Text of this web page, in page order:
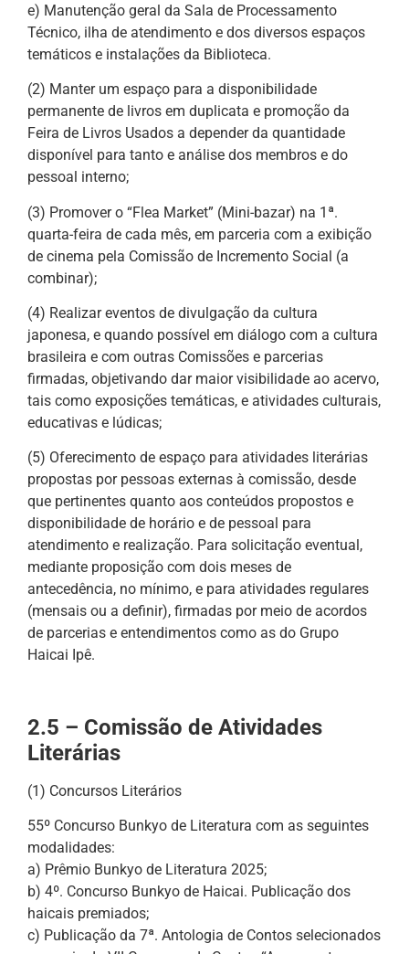
e) Manutenção geral da Sala de Processamento
Técnico, ilha de atendimento e dos diversos espaços
temáticos e instalações da Biblioteca.
(2) Manter um espaço para a disponibilidade
permanente de livros em duplicata e promoção da
Feira de Livros Usados a depender da quantidade
disponível para tanto e análise dos membros e do
pessoal interno;
(3) Promover o “Flea Market” (Mini-bazar) na 1ª.
quarta-feira de cada mês, em parceria com a exibição
de cinema pela Comissão de Incremento Social (a
combinar);
(4) Realizar eventos de divulgação da cultura
japonesa, e quando possível em diálogo com a cultura
brasileira e com outras Comissões e parcerias
firmadas, objetivando dar maior visibilidade ao acervo,
tais como exposições temáticas, e atividades culturais,
educativas e lúdicas;
(5) Oferecimento de espaço para atividades literárias
propostas por pessoas externas à comissão, desde
que pertinentes quanto aos conteúdos propostos e
disponibilidade de horário e de pessoal para
atendimento e realização. Para solicitação eventual,
mediante proposição com dois meses de
antecedência, no mínimo, e para atividades regulares
(mensais ou a definir), firmadas por meio de acordos
de parcerias e entendimentos como as do Grupo
Haicai Ipê.
2.5 – Comissão de Atividades
Literárias
(1) Concursos Literários
55º Concurso Bunkyo de Literatura com as seguintes
modalidades:
a) Prêmio Bunkyo de Literatura 2025;
b) 4º. Concurso Bunkyo de Haicai. Publicação dos
haicais premiados;
c) Publicação da 7ª. Antologia de Contos selecionados